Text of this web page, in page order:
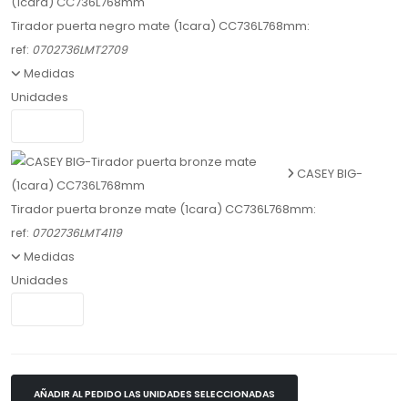
Tirador puerta negro mate (1cara) CC736L768mm:
ref: 0702736LMT2709
Medidas
Unidades
CASEY BIG-
Tirador puerta bronze mate (1cara) CC736L768mm:
ref: 0702736LMT4119
Medidas
Unidades
AÑADIR AL PEDIDO LAS UNIDADES SELECCIONADAS